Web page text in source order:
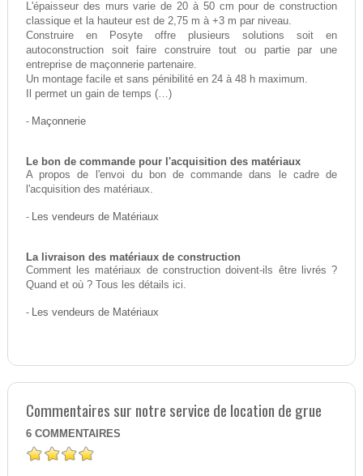
L'épaisseur des murs varie de 20 à 50 cm pour de construction
classique et la hauteur est de 2,75 m à +3 m par niveau.
Construire en Posyte offre plusieurs solutions soit en
autoconstruction soit faire construire tout ou partie par une
entreprise de maçonnerie partenaire.
Un montage facile et sans pénibilité en 24 à 48 h maximum.
Il permet un gain de temps (…)
- Maçonnerie
Le bon de commande pour l'acquisition des matériaux
A propos de l'envoi du bon de commande dans le cadre de
l'acquisition des matériaux.
- Les vendeurs de Matériaux
La livraison des matériaux de construction
Comment les matériaux de construction doivent-ils être livrés ?
Quand et où ? Tous les détails ici.
- Les vendeurs de Matériaux
Commentaires sur notre service de location de grue
6 COMMENTAIRES